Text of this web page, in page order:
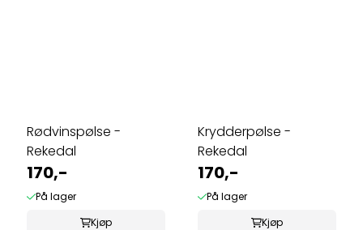
Rødvinspølse -
Rekedal
170,-
På lager
Kjøp
Krydderpølse -
Rekedal
170,-
På lager
Kjøp